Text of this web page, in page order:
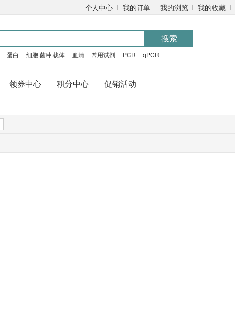
个人中心 我的订单 我的浏览 我的收藏
搜索
蛋白 细胞.菌种.载体 血清 常用试剂 PCR qPCR
领券中心 积分中心 促销活动